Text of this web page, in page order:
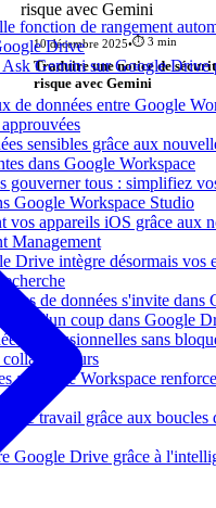
fonction de rangement
Drive
Gemini sur Google Drive
de données entre Google
sensibles grâce aux
dans Google Workspace
gouverner tous : simplifiez
Google Workspace Studio
vos appareils iOS grâce aux
Management
Drive intègre désormais vos
de données s'invite dans
d'un coup dans Google
professionnelles sans
: Google Workspace
de travail grâce aux boucles
Google Drive grâce à
10 décembre 2025•⏱️ 3 min
Traduire une notice de
risque avec Gemini